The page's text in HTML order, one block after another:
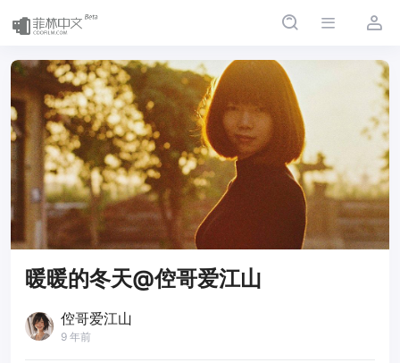
暖暖的冬天@倥哥爱江山
倥哥爱江山
9 年前